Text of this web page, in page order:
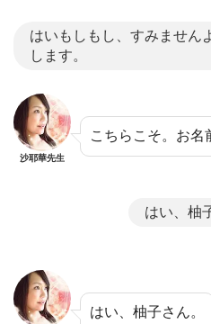
はいもしもし、すみません
します。
沙耶華先生
こちらこそ。お名
はい、柚
はい、柚子さん。